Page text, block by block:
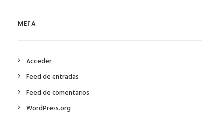
META
Acceder
Feed de entradas
Feed de comentarios
WordPress.org